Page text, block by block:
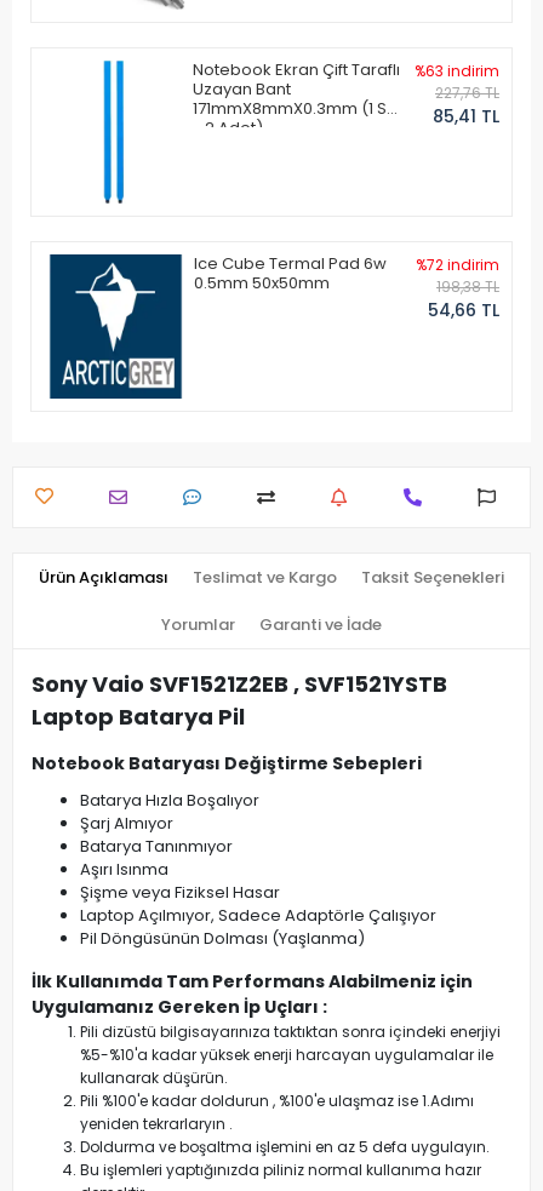
Notebook Ekran Çift Taraflı
Uzayan Bant
171mmX8mmX0.3mm (1 Set
- 2 Adet)
%63 indirim
227,76 TL
85,41 TL
Ice Cube Termal Pad 6w
0.5mm 50x50mm
%72 indirim
198,38 TL
54,66 TL
Ürün Açıklaması Teslimat ve Kargo Taksit Seçenekleri
Yorumlar Garanti ve İade
Sony Vaio SVF1521Z2EB , SVF1521YSTB
Laptop Batarya Pil
Notebook Bataryası Değiştirme Sebepleri
Batarya Hızla Boşalıyor
Şarj Almıyor
Batarya Tanınmıyor
Aşırı Isınma
Şişme veya Fiziksel Hasar
Laptop Açılmıyor, Sadece Adaptörle Çalışıyor
Pil Döngüsünün Dolması (Yaşlanma)
İlk Kullanımda Tam Performans Alabilmeniz için
Uygulamanız Gereken İp Uçları :
Pili dizüstü bilgisayarınıza taktıktan sonra içindeki enerjiyi
%5-%10'a kadar yüksek enerji harcayan uygulamalar ile
kullanarak düşürün.
Pili %100'e kadar doldurun , %100'e ulaşmaz ise 1.Adımı
yeniden tekrarlaryın .
Doldurma ve boşaltma işlemini en az 5 defa uygulayın.
Bu işlemleri yaptığınızda piliniz normal kullanıma hazır